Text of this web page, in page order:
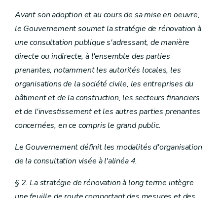
Avant son adoption et au cours de sa mise en oeuvre,
le Gouvernement soumet la stratégie de rénovation à
une consultation publique s'adressant, de manière
directe ou indirecte, à l'ensemble des parties
prenantes, notamment les autorités locales, les
organisations de la société civile, les entreprises du
bâtiment et de la construction, les secteurs financiers
et de l'investissement et les autres parties prenantes
concernées, en ce compris le grand public.
Le Gouvernement définit les modalités d'organisation
de la consultation visée à l'alinéa 4.
§ 2. La stratégie de rénovation à long terme intègre